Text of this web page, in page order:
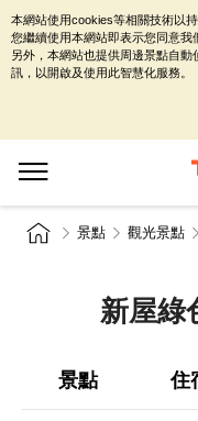
景點 觀光景點
新屋綠
景點 住
本網站使用cookies等相關技術以
您繼續使用本網站即表示您同意我
另外，本網站也提供周邊景點自
訊，以開啟及使用此智慧化服務。